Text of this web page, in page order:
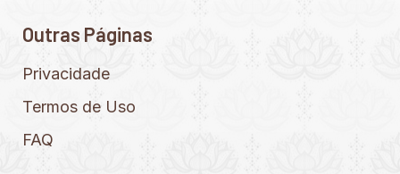
Outras Páginas
Privacidade
Termos de Uso
FAQ